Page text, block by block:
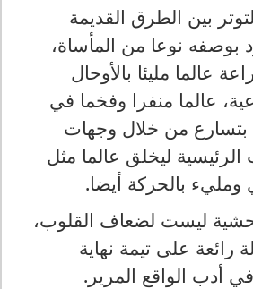
بين الطرق القديمة
بوصفه نوعا من المأساة،
عالما مليئا بالأوحال
عالما منفرا وفخما في
بتسارع من خلال وجهات
ليخلق عالما مثل
ومليء بالحركة أيضا.
ليست لضعاف القلوب،
رائعة على تيمة نهاية
في أدب الواقع المرير .